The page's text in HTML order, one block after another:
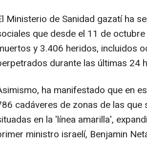
Ministerio de Sanidad gazatí ha
que desde el 11 de
y 3.406 heridos, incluidos
durante las últimas 24
ha manifestado que en
cadáveres de zonas de las
en la 'línea amarilla',
ministro israelí, Benjamin